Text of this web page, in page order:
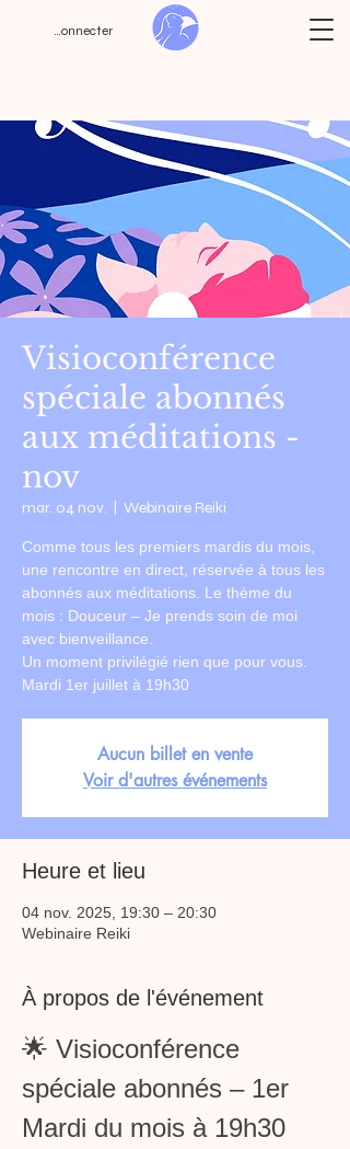
Se connecter
Visioconférence
spéciale abonnés
aux méditations -
nov
mar. 04 nov. Webinaire Reiki
Comme tous les premiers mardis du mois,
une rencontre en direct, réservée à tous les
abonnés aux méditations. Le thème du
mois : Douceur – Je prends soin de moi
avec bienveillance.
Un moment privilégié rien que pour vous.
Mardi 1er juillet à 19h30
Aucun billet en vente
Voir d'autres événements
Heure et lieu
04 nov. 2025, 19:30 – 20:30
Webinaire Reiki
À propos de l'événement
🌟 Visioconférence
spéciale abonnés – 1er
Mardi du mois à 19h30